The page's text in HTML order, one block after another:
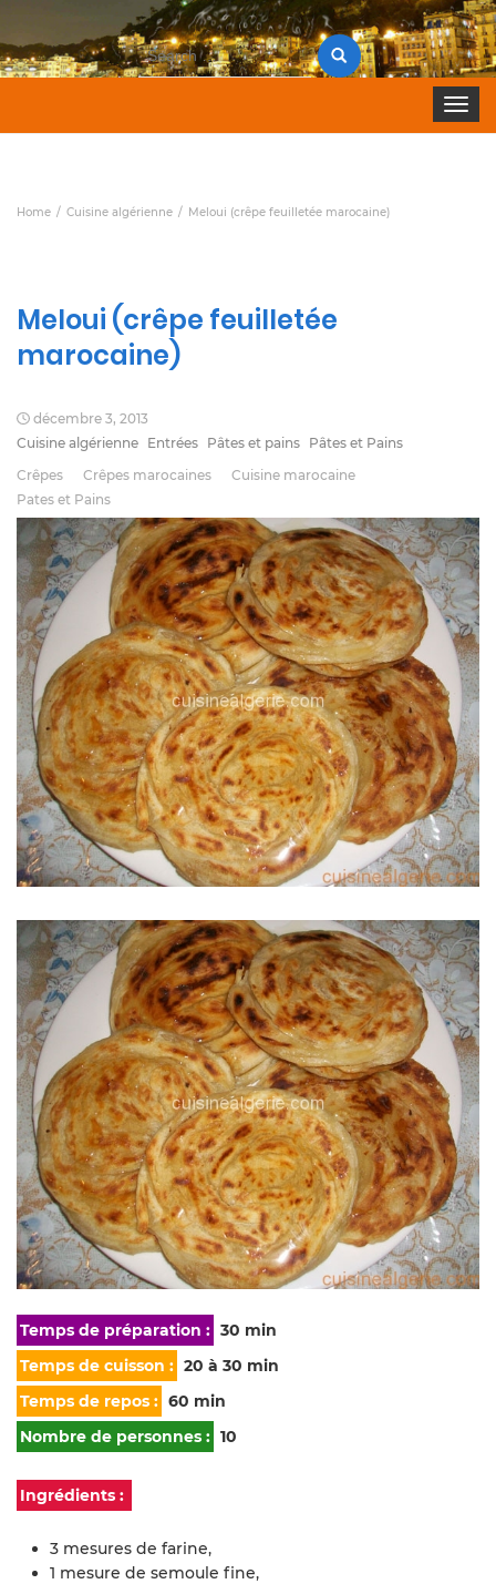
Search
for:
Toggle
Home Cuisine algérienne Meloui (crêpe feuilletée marocaine)
Meloui (crêpe feuilletée
marocaine)
décembre 3, 2013
Cuisine algérienne Entrées Pâtes et pains Pâtes et Pains
Crêpes
Crêpes marocaines
Cuisine marocaine
Pates et Pains
Temps de préparation : 30 min
Temps de cuisson : 20 à 30 min
Temps de repos : 60 min
Nombre de personnes : 10
Ingrédients :
3 mesures de farine,
1 mesure de semoule fine,